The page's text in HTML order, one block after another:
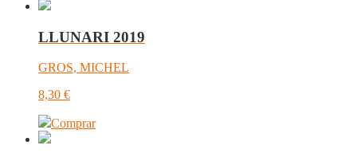
LLUNARI 2019
GROS, MICHEL
8,30 €
Comprar